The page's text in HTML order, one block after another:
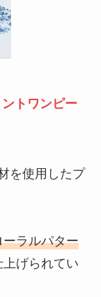
トワンピー
を使用したプ
ラルパター
げられてい